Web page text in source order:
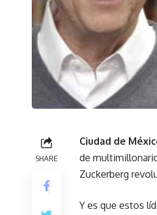
SHARE
Ciudad de
de
Zuckerberg
Y es que estos